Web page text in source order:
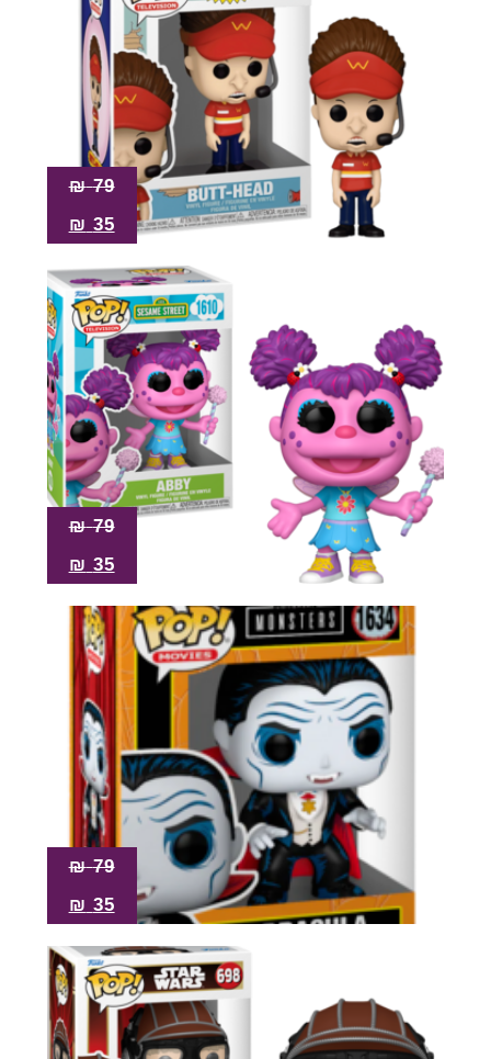
79
₪
35
₪
79
₪
35
₪
79
₪
35
₪